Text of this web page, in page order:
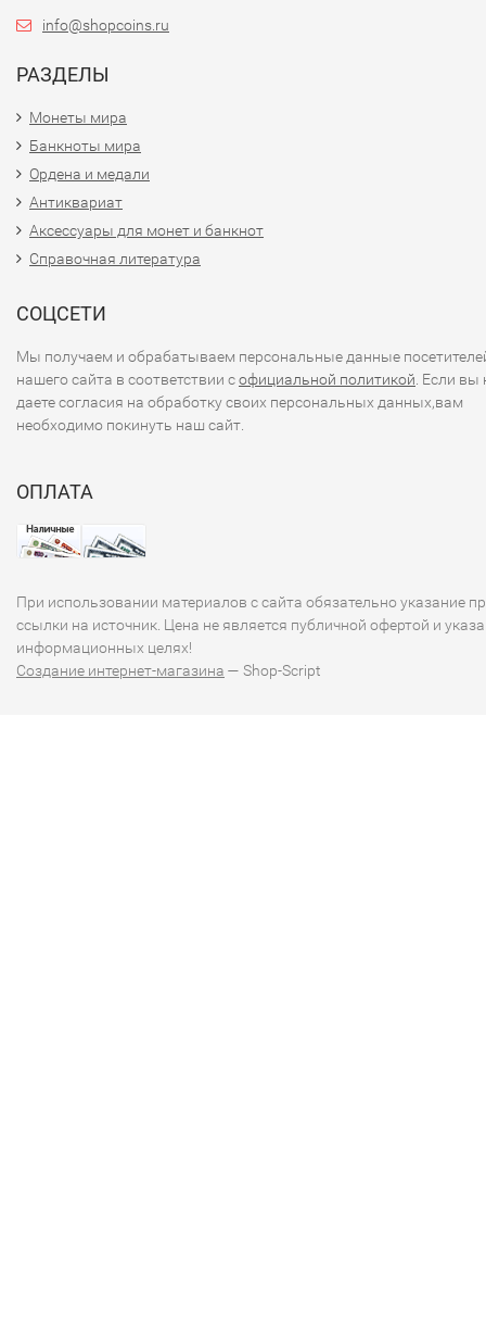
info@shopcoins.ru
РАЗДЕЛЫ
Монеты мира
Банкноты мира
Ордена и медали
Антиквариат
Аксессуары для монет и банкнот
Справочная литература
СОЦСЕТИ
Мы получаем и обрабатываем персональные данные
нашего сайта в соответствии софициальной политикой . Если вы
даете согласия на обработку своих персональных данных,вам
необходимо покинуть наш сайт.
ОПЛАТА
При использовании материалов с сайта обязательно указание
ссылки на источник. Цена не является публичной офертой и
информационных целях!
Создание интернет-магазина — Shop-Script